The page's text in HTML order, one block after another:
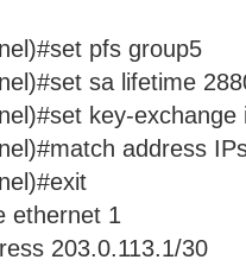
pfs group5
sa lifetime
key-exchange
address
ethernet 1
203.0.113.1/30